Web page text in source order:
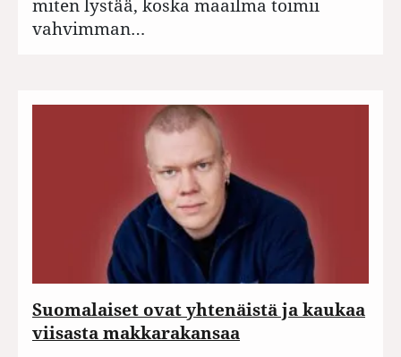
miten lystää, koska maailma toimii
vahvimman…
Suomalaiset ovat yhtenäistä ja kaukaa
viisasta makkarakansaa